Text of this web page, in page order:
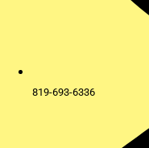
819-693-6336